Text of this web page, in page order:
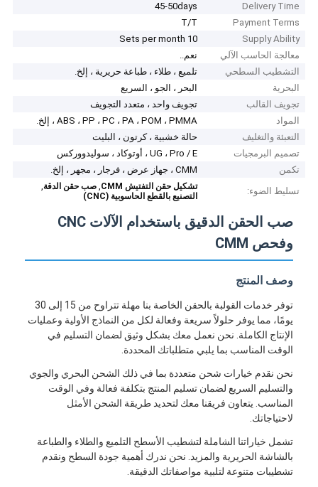
Delivery Time
45-50days
Payment Terms
T/T
Supply Ability
10 Sets per month
معالجة الحاسب الآلي
نعم..
التشطيب السطحي
تلميع ، طلاء ، طباعة حريرية ، إلخ.
البحرية
البحر ، الجو ، السريع
تجويف القالب
تجويف واحد ، متعدد التجويف
المواد
ABS ، PP ، PC ، PA ، POM ، PMMA ، إلخ.
التعبئة والتغليف
حالة خشبية ، كرتون ، البليت
تصميم البرمجيات
UG ، Pro / E ، أوتوكاد ، سوليدووركس
تكمن
CMM ، جهاز عرض ، فرجار ، مجهر ، إلخ.
تسليط الضوء:
تشكيل حقن التفتيش CMM ,صب حقن الدقة,
التصنيع بالقطع الحاسوبية (CNC)
صب الحقن الدقيق باستخدام الآلات CNC
وفحص CMM
وصف المنتج
توفر خدمات القولبة بالحقن الخاصة بنا مهلة تتراوح من 15 إلى 30
يومًا، مما يوفر حلولاً سريعة وفعالة لكل من النماذج الأولية وعمليات
الإنتاج الكاملة. نحن نعمل معك بشكل وثيق لضمان التسليم في
الوقت المناسب بما يلبي متطلباتك المحددة.
نحن نقدم خيارات شحن متعددة بما في ذلك الشحن البحري والجوي
والتسليم السريع لضمان تسليم المنتج بتكلفة فعالة وفي الوقت
المناسب. يتعاون فريقنا معك لتحديد طريقة الشحن الأمثل
لاحتياجاتك.
تشمل خياراتنا الشاملة لتشطيب الأسطح التلميع والطلاء والطباعة
بالشاشة الحريرية والمزيد. نحن ندرك أهمية جودة السطح ونقدم
تشطيبات متنوعة لتلبية مواصفاتك الدقيقة.